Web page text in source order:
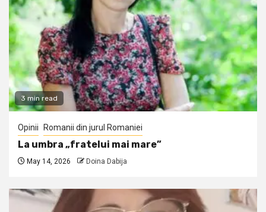
3 min read
Opinii Romanii din jurul Romaniei
La umbra „fratelui mai mare”
May 14, 2026 Doina Dabija